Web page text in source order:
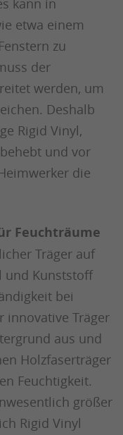
kann in
etwa einem
zu
der
werden, um
Deshalb
Rigid Vinyl,
und vor
die
Feuchträume
Träger auf
und Kunststoff
bei
innovative Träger
aus und
Holzfaserträger
Feuchtigkeit.
größer
Rigid Vinyl